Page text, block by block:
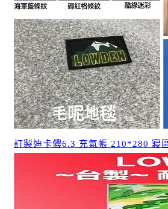
訂製迪卡儂6.3 充氣帳 210*280 寢